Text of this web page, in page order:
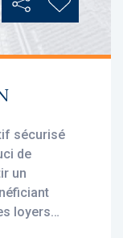
PartagerAjouter
sécurisé
de
un
loyers